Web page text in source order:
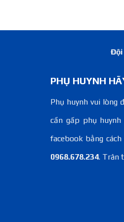
Đội
PHỤ HUYNH
Phụ huynh vui lòng
cần gấp phụ
facebook bằng
0968.678.234. Trân